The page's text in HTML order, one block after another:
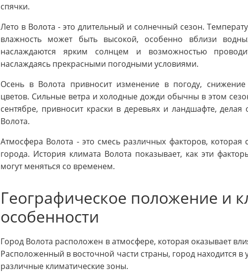
спячки.
Лето в Волота - это длительный и солнечный сезон.
влажность может быть высокой, особенно вблизи
наслаждаются ярким солнцем и возможностью
наслаждаясь прекрасными погодными условиями.
Осень в Волота привносит изменение в погоду,
цветов. Сильные ветра и холодные дожди обычны в этом
сентябре, привносит краски в деревьях и ландшафте,
Волота.
Атмосфера Волота - это смесь различных факторов, которая
города. История климата Волота показывает, как эти
могут меняться со временем.
Географическое положение и
особенности
Город Волота расположен в атмосфере, которая оказывает
Расположенный в восточной части страны, город находится
различные климатические зоны.